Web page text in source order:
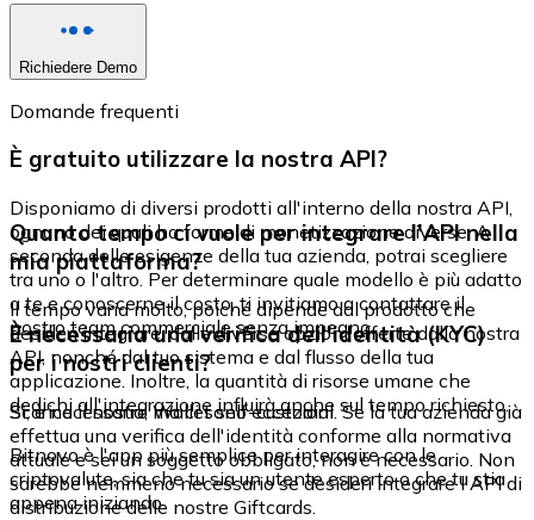
Acquista gift card dei tuoi marchi preferiti con
Vai al negozio di carte regalo
Richiedere Demo
Domande frequenti
È gratuito utilizzare la nostra API?
Disponiamo di diversi prodotti all'interno della nostra API,
ognuno dei quali ha forme di monetizzazione diverse. A
seconda delle esigenze della tua azienda, potrai scegliere
tra uno o l'altro. Per determinare quale modello è più adatto
a te e conoscerne il costo, ti invitiamo a contattare il
nostro team commerciale senza impegno.
Quanto tempo ci vuole per integrare l'API nella
mia piattaforma?
Il tempo varia molto, poiché dipende dal prodotto che
desideri integrare, dalle diverse opzioni offerte dalla nostra
API, nonché dal tuo sistema e dal flusso della tua
applicazione. Inoltre, la quantità di risorse umane che
dedichi all'integrazione influirà anche sul tempo richiesto.
È necessaria una verifica dell'identità (KYC)
per i nostri clienti?
Sì, è necessaria, ma ci sono eccezioni. Se la tua azienda già
effettua una verifica dell'identità conforme alla normativa
attuale e sei un soggetto obbligato, non è necessario. Non
sarebbe nemmeno necessario se desideri integrare l'API di
distribuzione delle nostre Giftcards.
Scarica il nostro Wallet self-custodial
Bitnovo è l'app più semplice per interagire con le
criptovalute, sia che tu sia un utente esperto o che tu stia
appena iniziando.